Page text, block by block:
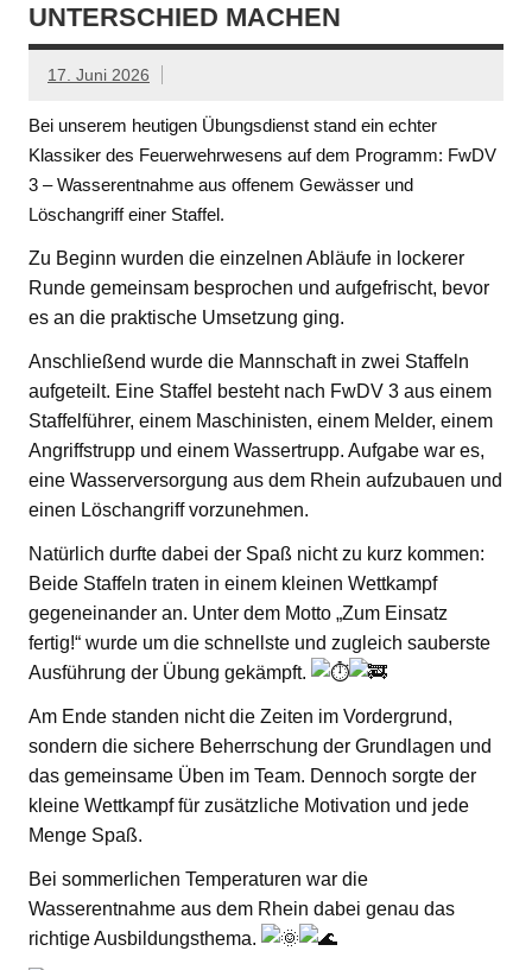
UNTERSCHIED MACHEN
17. Juni 2026
Bei unserem heutigen Übungsdienst stand ein echter
Klassiker des Feuerwehrwesens auf dem Programm: FwDV
3 – Wasserentnahme aus offenem Gewässer und
Löschangriff einer Staffel.
Zu Beginn wurden die einzelnen Abläufe in lockerer
Runde gemeinsam besprochen und aufgefrischt, bevor
es an die praktische Umsetzung ging.
Anschließend wurde die Mannschaft in zwei Staffeln
aufgeteilt. Eine Staffel besteht nach FwDV 3 aus einem
Staffelführer, einem Maschinisten, einem Melder, einem
Angriffstrupp und einem Wassertrupp. Aufgabe war es,
eine Wasserversorgung aus dem Rhein aufzubauen und
einen Löschangriff vorzunehmen.
Natürlich durfte dabei der Spaß nicht zu kurz kommen:
Beide Staffeln traten in einem kleinen Wettkampf
gegeneinander an. Unter dem Motto „Zum Einsatz
fertig!“ wurde um die schnellste und zugleich sauberste
Ausführung der Übung gekämpft.
Am Ende standen nicht die Zeiten im Vordergrund,
sondern die sichere Beherrschung der Grundlagen und
das gemeinsame Üben im Team. Dennoch sorgte der
kleine Wettkampf für zusätzliche Motivation und jede
Menge Spaß.
Bei sommerlichen Temperaturen war die
Wasserentnahme aus dem Rhein dabei genau das
richtige Ausbildungsthema.